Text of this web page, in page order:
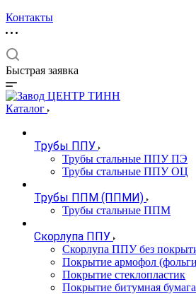
Контакты
Быстрая заявка
Каталог
Трубы ППУ
Трубы стальные ППУ ПЭ
Трубы стальные ППУ ОЦ
Трубы ППМ (ППМИ)
Трубы стальные ППМ
Скорлупа ППУ
Скорлупа ППУ без
Покрытие армофол
Покрытие стеклопластик
Покрытие битумная бумага